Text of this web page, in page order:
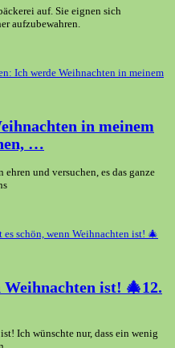
auf. Sie eignen sich
aufzubewahren.
in meinem
…
und versuchen, es das ganze
Weihnachten ist! 🎄12.
Ich wünschte nur, dass ein wenig